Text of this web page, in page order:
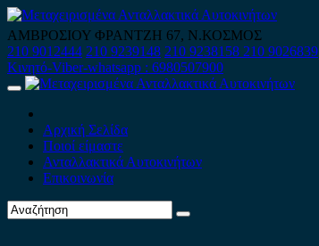
Skip
to
content
ΑΜΒΡΟΣΙΟΥ ΦΡΑΝΤΖΗ 67, Ν.ΚΟΣΜΟΣ
210 9012444 210 9239148 210 9238158 210 9026839
Κινητό-Viber-whatsapp : 6980507900
Primary
Αρχική Σελίδα
Ποιοί είμαστε
Ανταλλακτικά Αυτοκινήτων
Επικοινωνία